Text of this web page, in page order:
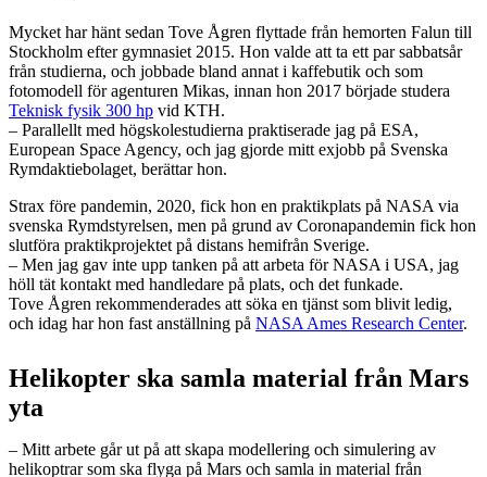
Mycket har hänt sedan Tove Ågren flyttade från hemorten Falun till
Stockholm efter gymnasiet 2015. Hon valde att ta ett par sabbatsår
från studierna, och jobbade bland annat i kaffebutik och som
fotomodell för agenturen Mikas, innan hon 2017 började studera
Teknisk fysik 300 hp vid KTH.
– Parallellt med högskolestudierna praktiserade jag på ESA,
European Space Agency, och jag gjorde mitt exjobb på Svenska
Rymdaktiebolaget, berättar hon.
Strax före pandemin, 2020, fick hon en praktikplats på NASA via
svenska Rymdstyrelsen, men på grund av Coronapandemin fick hon
slutföra praktikprojektet på distans hemifrån Sverige.
– Men jag gav inte upp tanken på att arbeta för NASA i USA, jag
höll tät kontakt med handledare på plats, och det funkade.
Tove Ågren rekommenderades att söka en tjänst som blivit ledig,
och idag har hon fast anställning på NASA Ames Research Center.
Helikopter ska samla material från Mars
yta
– Mitt arbete går ut på att skapa modellering och simulering av
helikoptrar som ska flyga på Mars och samla in material från